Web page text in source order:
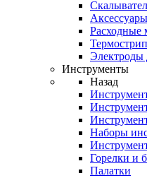
Расходные
Электроды
Инструменты
Назад
Наборы
Горелки и
Палатки